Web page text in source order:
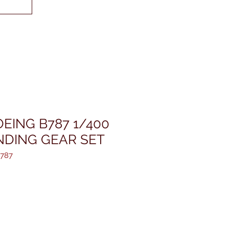
B787 1/400
GEAR SET